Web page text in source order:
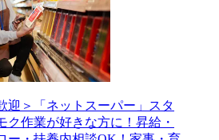
迎＞「ネットスーパー」スタ
ク作業が好きな方に！昇給・